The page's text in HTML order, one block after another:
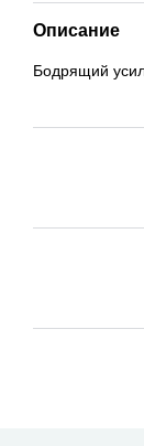
Описание
Бодрящий